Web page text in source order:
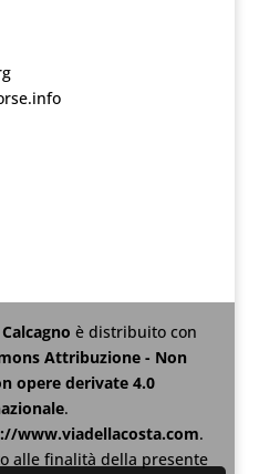
è distribuito con
Attribuzione - Non
opere derivate 4.0
.
www.viadellacosta.com.
alle finalità della presente